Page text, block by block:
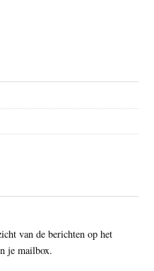
van de berichten op het
je mailbox.